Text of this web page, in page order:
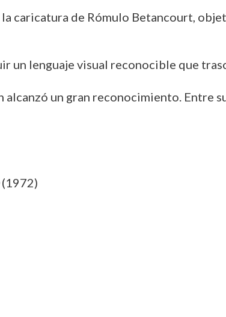
caricatura de Rómulo Betancourt,
un lenguaje visual reconocible que
un gran reconocimiento. Entre